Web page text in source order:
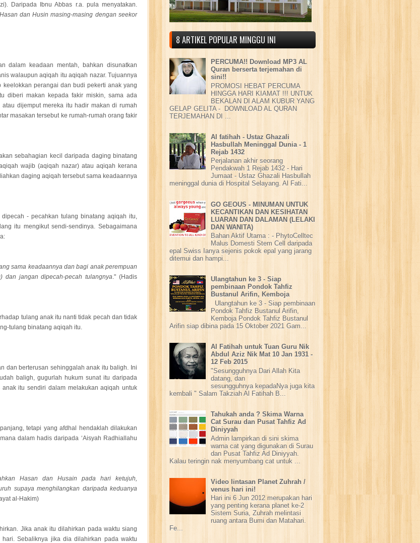
Daripada Ibnu Abbas r.a. pula menyatakan.
dan Husin masing-masing dengan seekor
dalam keadaan mentah, bahkan disunatkan
walaupun aqiqah itu aqiqah nazar. Tujuannya
keelokkan perangai dan budi pekerti anak yang
diberi makan kepada fakir miskin, sama ada
dijemput mereka itu hadir makan di rumah
masakan tersebut ke rumah-rumah orang fakir
sebahagian kecil daripada daging binatang
wajib (aqiqah nazar) atau aqiqah kerana
daging aqiqah tersebut sama keadaannya
- pecahkan tulang binatang aqiqah itu,
itu mengikut sendi-sendinya. Sebagaimana
sama keadaannya dan bagi anak perempuan
dan jangan dipecah-pecah tulangnya." (Hadis
tulang anak itu nanti tidak pecah dan tidak
tulang binatang aqiqah itu.
dan berterusan sehinggalah anak itu baligh. Ini
baligh, gugurlah hukum sunat itu daripada
itu sendiri dalam melakukan aqiqah untuk
tetapi yang afdhal hendaklah dilakukan
dalam hadis daripada ‘Aisyah Radhiallahu
Hasan dan Husain pada hari ketujuh,
supaya menghilangkan daripada keduanya
al-Hakim)
Jika anak itu dilahirkan pada waktu siang
Sebaliknya jika dia dilahirkan pada waktu
8 ARTIKEL POPULAR MINGGU INI
PERCUMA!! Download MP3 AL
Quran berserta terjemahan di
sini!!
PROMOSI HEBAT PERCUMA
HINGGA HARI KIAMAT !!! UNTUK
BEKALAN DI ALAM KUBUR YANG
GELAP GELITA - DOWNLOAD AL QURAN
TERJEMAHAN DI ...
Al fatihah - Ustaz Ghazali
Hasbullah Meninggal Dunia - 1
Rejab 1432
Perjalanan akhir seorang
Pendakwah 1 Rejab 1432 - Hari
Jumaat - Ustaz Ghazali Hasbullah
meninggal dunia di Hospital Selayang. Al Fati...
GO GEOUS - MINUMAN UNTUK
KECANTIKAN DAN KESIHATAN
LUARAN DAN DALAMAN (LELAKI
DAN WANITA)
Bahan Aktif Utama : - PhytoCelltec
Malus Domesti Stem Cell daripada
epal Swiss Ianya sejenis pokok epal yang jarang
ditemui dan hampi...
Ulangtahun ke 3 - Siap
pembinaan Pondok Tahfiz
Bustanul Arifin, Kemboja
Ulangtahun ke 3 - Siap pembinaan
Pondok Tahfiz Bustanul Arifin,
Kemboja Pondok Tahfiz Bustanul
Arifin siap dibina pada 15 Oktober 2021 Gam...
Al Fatihah untuk Tuan Guru Nik
Abdul Aziz Nik Mat 10 Jan 1931 -
12 Feb 2015
"Sesungguhnya Dari Allah Kita
datang, dan
sesungguhnya kepadaNya juga kita
kembali " Salam Takziah Al Fatihah B...
Tahukah anda ? Skima Warna
Cat Surau dan Pusat Tahfiz Ad
Diniyyah
Admin lampirkan di sini skima
warna cat yang digunakan di Surau
dan Pusat Tahfiz Ad Diniyyah.
Kalau teringin nak menyumbang cat untuk ...
Video lintasan Planet Zuhrah /
venus hari ini!
Hari ini 6 Jun 2012 merupakan hari
yang penting kerana planet ke-2
Sistem Suria, Zuhrah melintasi
ruang antara Bumi dan Matahari.
Fe...